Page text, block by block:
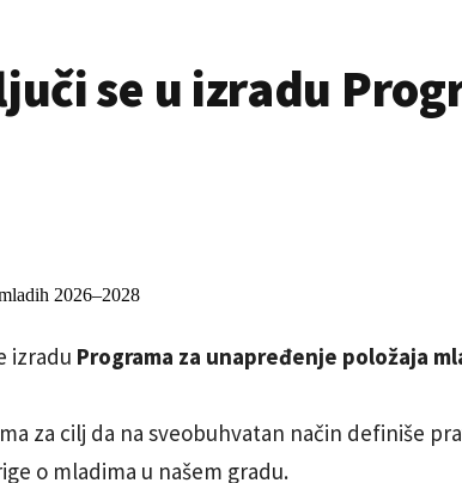
se u izradu
izradu Programa za unapređenje položaja
za cilj da na sveobuhvatan način definiše
o mladima u našem gradu.